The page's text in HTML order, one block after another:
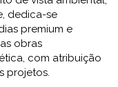
dedica-se
premium e
obras
com atribuição
projetos.